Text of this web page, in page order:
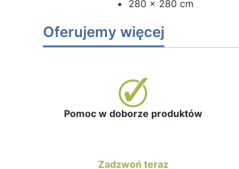
280 x 280 cm
Oferujemy więcej
Pomoc w doborze produktów
Zadzwoń teraz